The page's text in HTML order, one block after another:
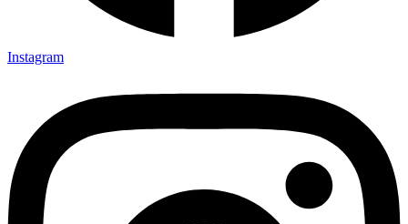
Instagram